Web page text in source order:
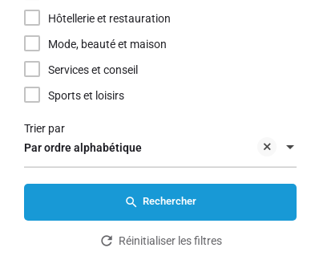
Hôtellerie et restauration
Mode, beauté et maison
Services et conseil
Sports et loisirs
Par ordre alphabétique
Trier par
Rechercher
Réinitialiser les filtres